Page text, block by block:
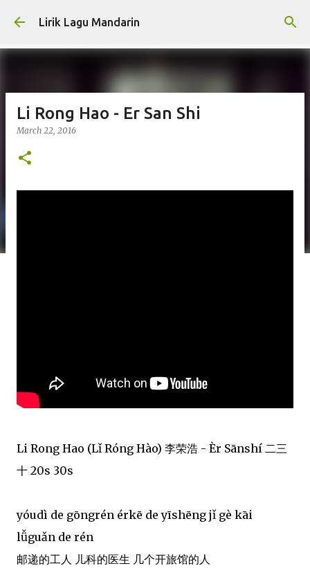
Skip to main content
Lirik Lagu Mandarin
Li Rong Hao - Er San Shi
March 22, 2016
Li Rong Hao (Lǐ Róng Hào) 李荣浩 - Èr Sānshí 二三
十 20s 30s
yóudì de gōngrén érkē de yīshēng jǐ gè kāi
lǚguǎn de rén
邮递的工人 儿科的医生 几个开旅馆的人